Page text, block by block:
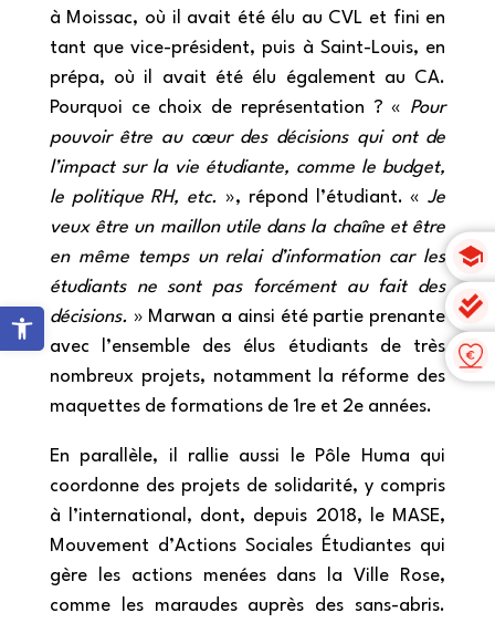
Ouvrir la barre d’outils
à Moissac, où il avait été élu au CVL et fini en
tant que vice-président, puis à Saint-Louis, en
prépa, où il avait été élu également au CA.
Pourquoi ce choix de représentation ? « Pour
pouvoir être au cœur des décisions qui ont de
l’impact sur la vie étudiante, comme le budget,
le politique RH, etc. », répond l’étudiant. «Je
veux être un maillon utile dans la chaîne et être
en même temps un relai d’information car les
étudiants ne sont pas forcément au fait des
décisions. » Marwan a ainsi été partie prenante
avec l’ensemble des élus étudiants de très
nombreux projets, notamment la réforme des
maquettes de formations de 1 reet 2eannées.
En parallèle, il rallie aussi le Pôle Huma qui
coordonne des projets de solidarité, y compris
à l’international, dont, depuis 2018, le MASE,
Mouvement d’Actions Sociales Étudiantes qui
gère les actions menées dans la Ville Rose,
comme les maraudes auprès des sans-abris.